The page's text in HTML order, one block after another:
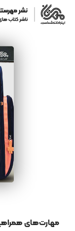
خانه
آشنایی
مهارت‌های همراهی